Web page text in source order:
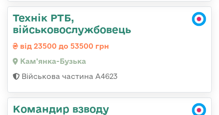
Технік РТБ,
військовослужбовець
від 23500 до 53500 грн
Кам'янка-Бузька
Військова частина А4623
Командир взводу